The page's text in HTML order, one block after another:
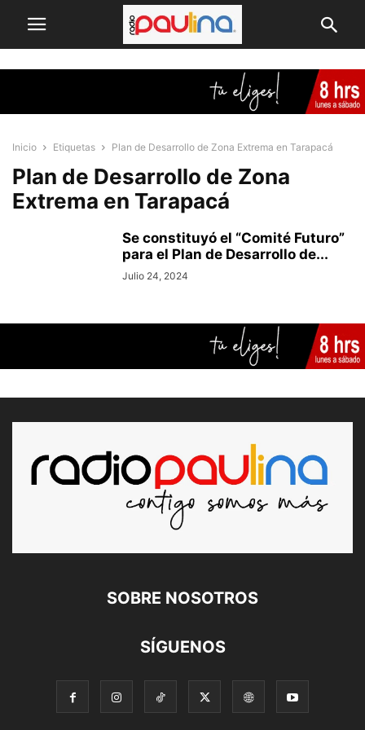
Inicio Etiquetas Plan de Desarrollo de Zona Extrema en Tarapacá
Plan de Desarrollo de Zona
Extrema en Tarapacá
Se constituyó el “Comité Futuro”
para el Plan de Desarrollo de...
Julio 24, 2024
SOBRE NOSOTROS
SÍGUENOS